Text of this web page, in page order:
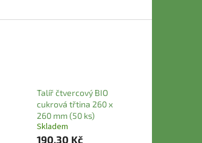
Talíř čtvercový BIO
cukrová třtina 260 x
260 mm (50 ks)
Skladem
190,30 Kč